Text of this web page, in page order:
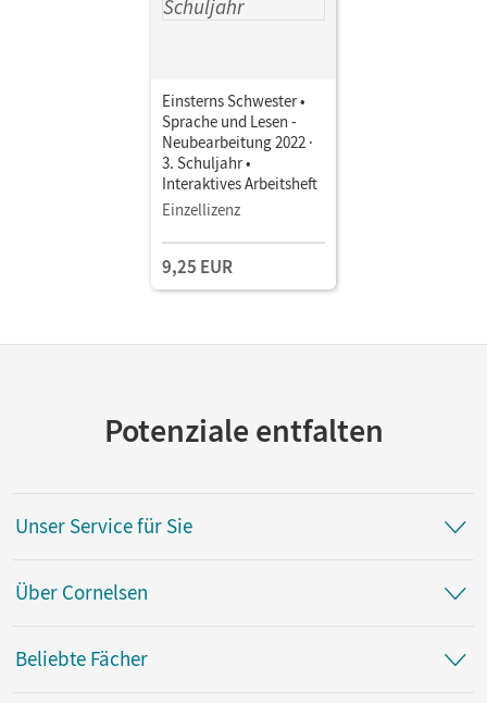
Einsterns Schwester •
Sprache und Lesen -
Neubearbeitung 2022 ·
3. Schuljahr •
Interaktives Arbeitsheft
Einzellizenz
9,25 EUR
Potenziale entfalten
Unser Service für Sie
Über Cornelsen
Beliebte Fächer